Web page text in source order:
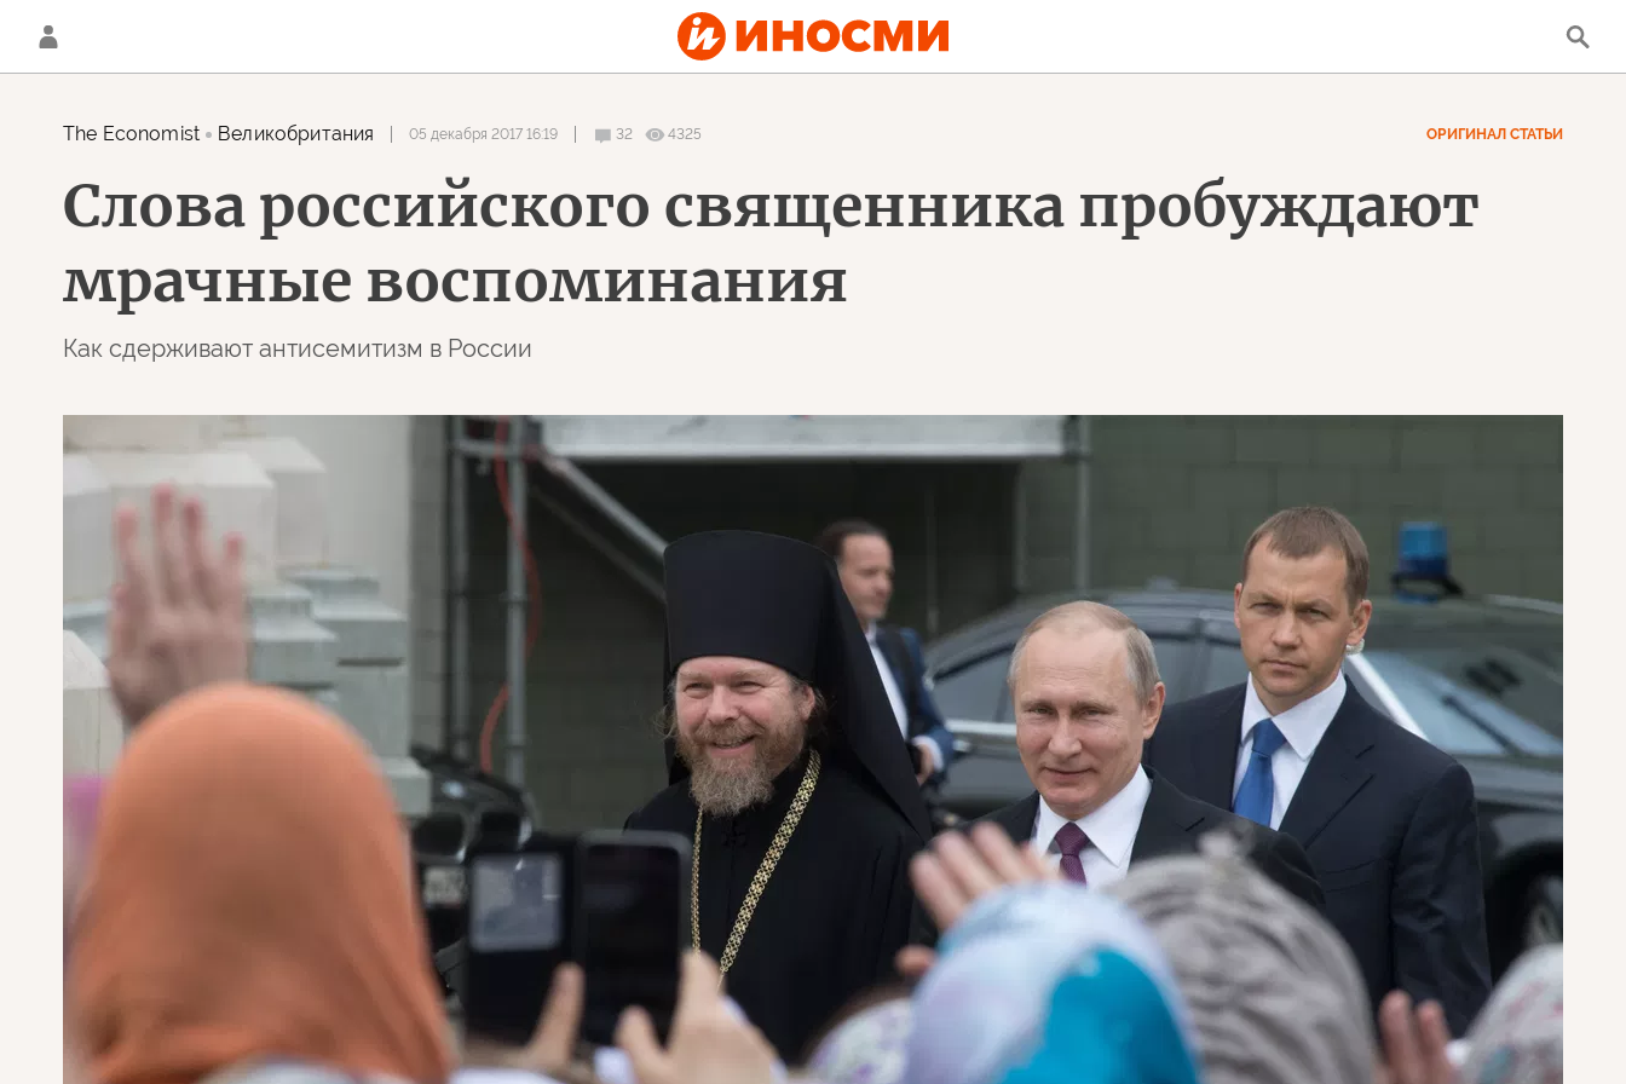
The Economist Великобритания 05 декабря 2017 16:19 32 4325 ОРИГИНАЛ СТАТЬИ
Слова российского священника пробуждают
мрачные воспоминания
Как сдерживают антисемитизм в России